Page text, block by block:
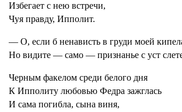
Избегает с нею встречи,
Чуя правду, Ипполит.
— О, если б ненависть в груди моей
Но видите — само — признанье с уст
Черным факелом среди белого дня
К Ипполиту любовью Федра зажглась
И сама погибла, сына виня,